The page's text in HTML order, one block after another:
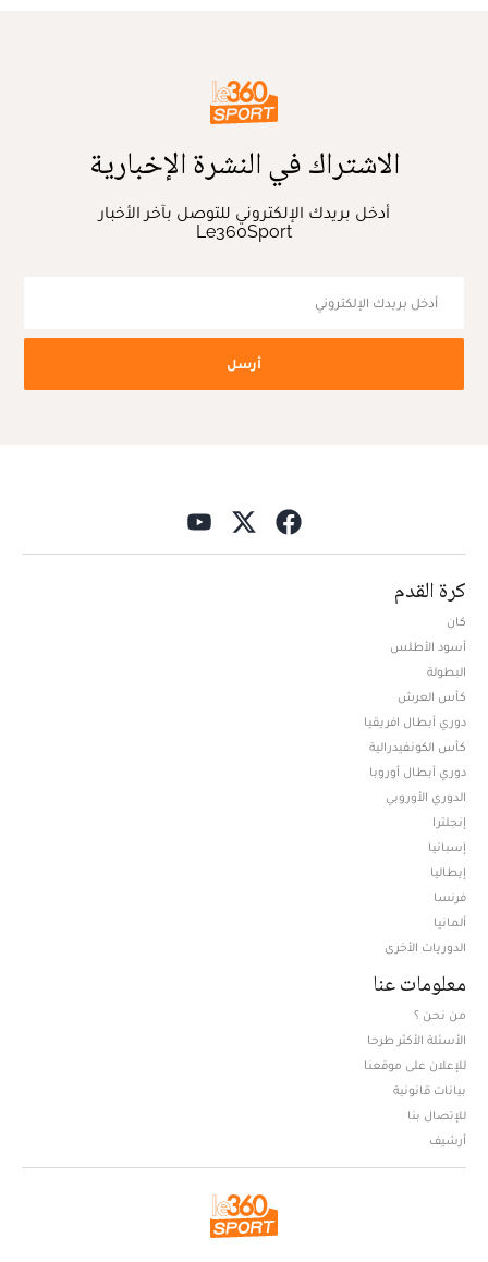
الاشتراك في النشرة الإخبارية
أدخل بريدك الإلكتروني للتوصل بآخر الأخبار
Le360Sport
أرسل
كرة القدم
كان
أسود الأطلس
البطولة
كأس العرش
دوري أبطال افريقيا
كأس الكونفيدرالية
دوري أبطال أوروبا
الدوري الأوروبي
إنجلترا
إسبانيا
إيطاليا
فرنسا
ألمانيا
الدوريات الأخرى
معلومات عنا
من نحن ؟
الأسئلة الأكثر طرحا
للإعلان على موقعنا
بيانات قانونية
للإتصال بنا
أرشيف